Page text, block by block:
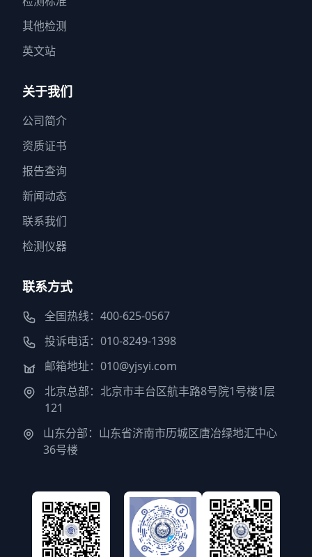
其他检测
英文站
关于我们
公司简介
资质证书
报告查询
新闻动态
联系我们
检测仪器
联系方式
全国热线：400-625-0567
投诉电话：010-8249-1398
邮箱地址：010@yjsyi.com
北京总部：北京市丰台区航丰路8号院1号楼1层
121
山东分部：山东省济南市历城区唐冶绿地汇中心
36号楼